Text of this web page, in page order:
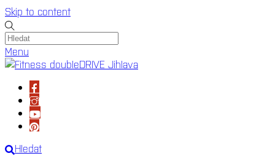
Skip to content
Menu
Hledat